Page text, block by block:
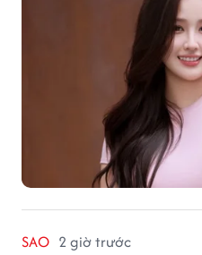
SAO 2 giờ trước